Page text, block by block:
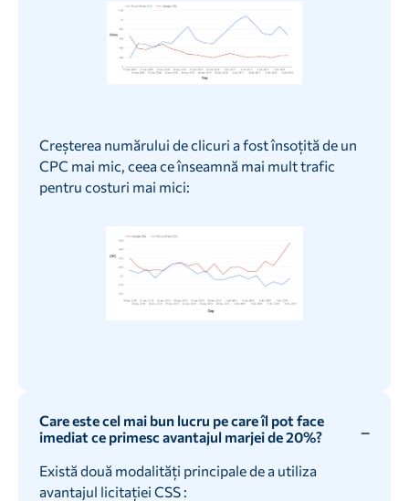
Creșterea numărului de clicuri a fost însoțită de un
CPC mai mic, ceea ce înseamnă mai mult trafic
pentru costuri mai mici:
Care este cel mai bun lucru pe care îl pot face
imediat ce primesc avantajul marjei de 20%?
Există două modalități principale de a utiliza
avantajul licitației CSS :